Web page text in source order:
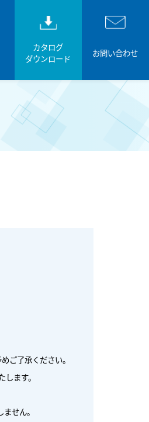
カタログ
ダウンロード
お問い合わせ
ご了承ください。
ます。
せん。